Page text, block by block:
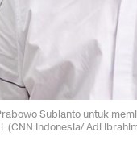
Subianto untuk
(CNN Indonesia/ Adi